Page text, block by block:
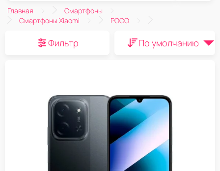
Главная
Смартфоны
Смартфоны Xiaomi
POCO
Фильтр По умолчанию